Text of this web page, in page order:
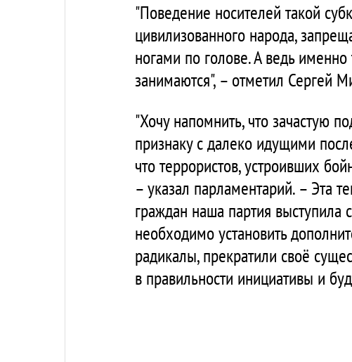
"Поведение носителей такой
цивилизованного народа,
ногами по голове. А ведь
занимаются", – отметил Сергей
"Хочу напомнить, что зачастую
признаку с далеко идущими
что террористов, устроивших
– указал парламентарий. – Эта
граждан наша партия
необходимо установить
радикалы, прекратили своё
в правильности инициативы и